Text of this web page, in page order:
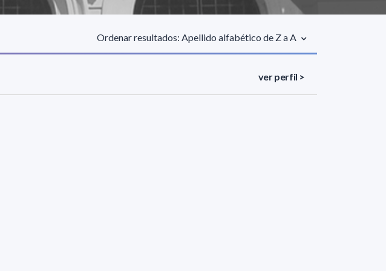
Ordenar resultados: Apellido alfabético de Z a A
ver perfil >